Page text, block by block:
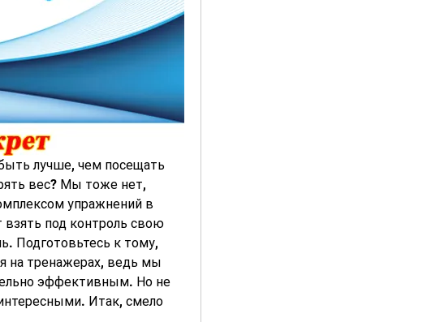
лучше, чем посещать
вес? Мы тоже нет,
упражнений в
под контроль свою
Подготовьтесь к тому,
на тренажерах, ведь мы
эффективным. Но не
Итак, смело